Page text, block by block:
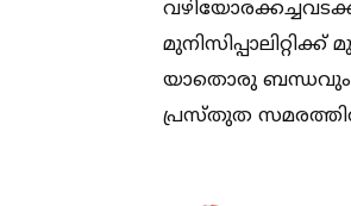
യാതൊരു ബന്ധവും
പ്രസ്തുത